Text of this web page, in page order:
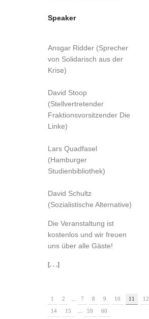
Speaker
Ansgar Ridder (Sprecher
von Solidarisch aus der
Krise)
David Stoop
(Stellvertretender
Fraktionsvorsitzender Die
Linke)
Lars Quadfasel
(Hamburger
Studienbibliothek)
David Schultz
(Sozialistische Alternative)
Die Veranstaltung ist
kostenlos und wir freuen
uns über alle Gäste!
[. . .]
1 2 7 8 9 10 11 12
14
15 59 60